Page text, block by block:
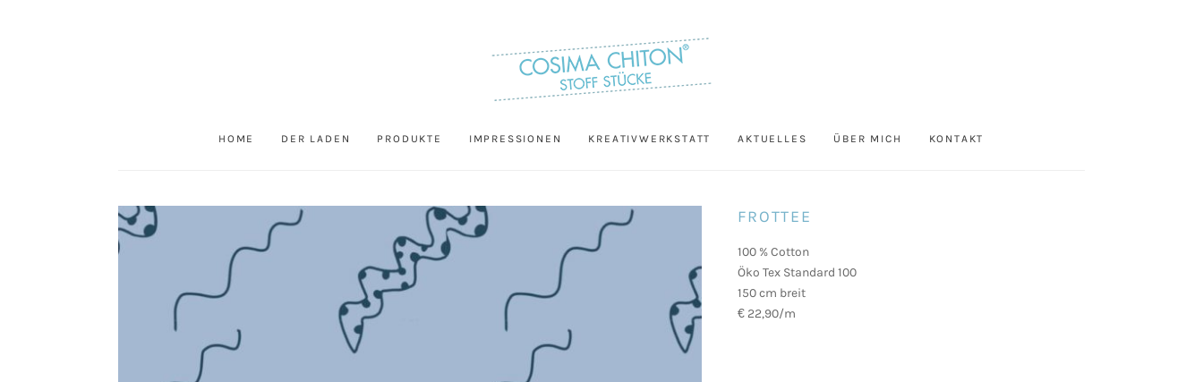
HOME DER LADEN PRODUKTE IMPRESSIONEN KREATIVWERKSTATT AKTUELLES ÜBER MICH KONTAKT
KINDER
15
FROTTEE
100 % Cotton
Öko Tex Standard 100
150 cm breit
€ 22,90/m